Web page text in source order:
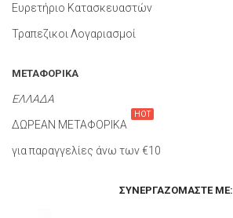
Ευρετήριο Κατασκευαστών
Τραπεζικοι Λογαριασμοί
ΜΕΤΑΦΟΡΙΚΑ
ΕΛΛΑΔΑ
ΔΩΡΕΑΝ ΜΕΤΑΦΟΡΙΚΑ
HOT
για παραγγελίες άνω των €10
ΣΥΝΕΡΓΑΖΌΜΑΣΤΕ ΜΕ: